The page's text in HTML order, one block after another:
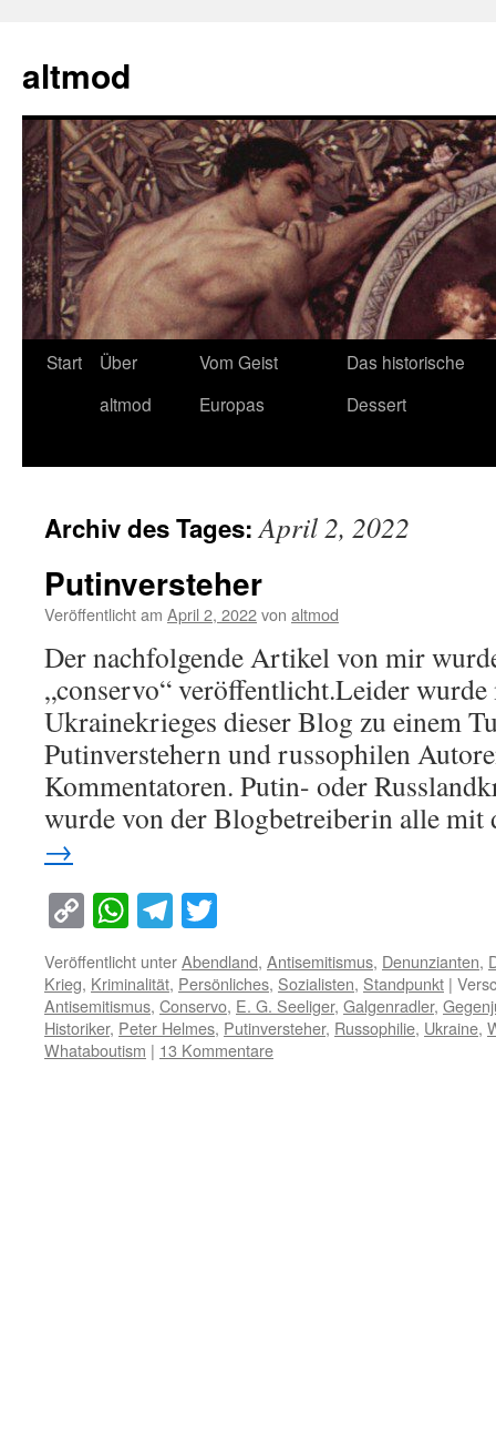
springen
altmod
Start
Über
altmod
Vom Geist
Europas
Das historische
Dessert
Archiv des Tages:April 2, 2022
Putinversteher
Veröffentlicht am April 2, 2022von altmod
Der nachfolgende Artikel von mir
„conservo“ veröffentlicht.Leider
Ukrainekrieges dieser Blog zu einem
Putinverstehern und russophilen
Kommentatoren. Putin- oder
wurde von der Blogbetreiberin alle
→
Copy
Link
WhatsApp
Telegram
Veröffentlicht unterAbendland, Antisemitismus, Denunzianten,
Krieg, Kriminalität, Persönliches, Sozialisten, Standpunkt |
Antisemitismus, Conservo, E. G. Seeliger, Galgenradler,
Historiker, Peter Helmes, Putinversteher, Russophilie, Ukraine,
Whataboutism | 13 Kommentare